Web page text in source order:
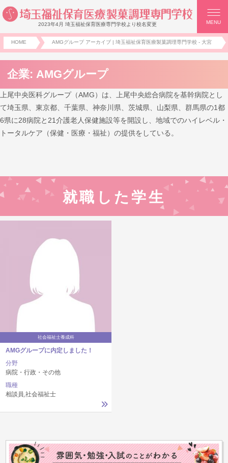
2023年4月 埼玉福祉保育医療専門学校より校名変更 MENU
HOME AMGグループ アーカイブ | 埼玉福祉保育医療製菓調理専門学校 - 大宮
企業: AMGグループ
上尾中央医科グループ（AMG）は、上尾中央総合病院を基幹病院とし
て埼玉県、東京都、千葉県、神奈川県、茨城県、山梨県、群馬県の1都
6県に28病院と21介護老人保健施設等を開設し、地域でのハイレベル・
トータルケア（保健・医療・福祉）の提供をしている。
就職した学生
社会福祉士養成科
AMGグループに内定しました！
分野
病院・行政・その他
職種
相談員,社会福祉士